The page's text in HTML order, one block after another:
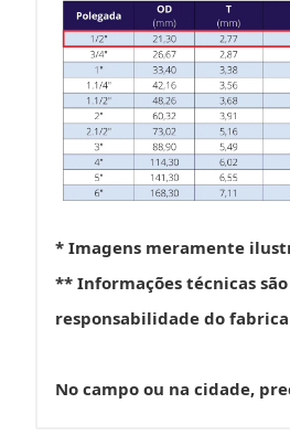
* Imagens meramente
** Informações técnicas
responsabilidade do
No campo ou na cidade,